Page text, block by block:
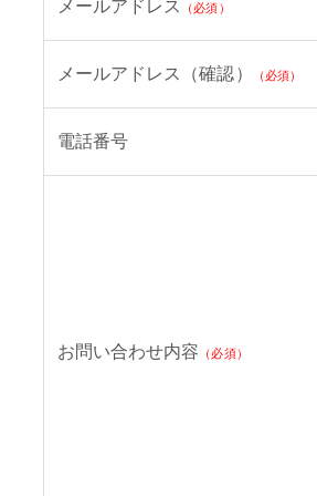
メールアドレス （必須）
メールアドレス（確認） （必須）
電話番号
お問い合わせ内容 （必須）